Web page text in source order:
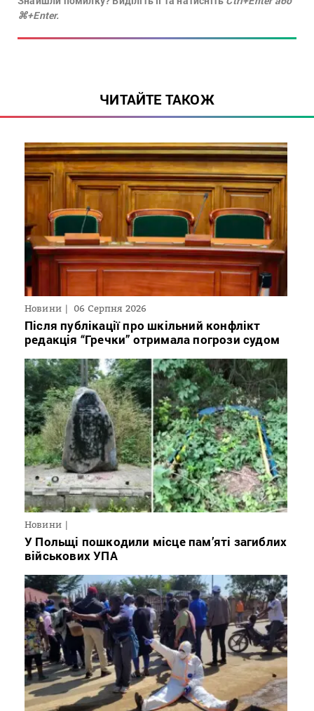
⌘+Enter.
ЧИТАЙТЕ ТАКОЖ
Новини 06 Серпня 2026
Після публікації про шкільний конфлікт
редакція “Гречки” отримала погрози судом
Новини
У Польщі пошкодили місце пам’яті загиблих
військових УПА